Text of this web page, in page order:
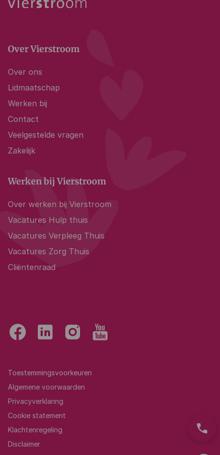
Over Vierstroom
Over ons
Lidmaatschap
Werken bij
Contact
Veelgestelde vragen
Zakelijk
Werken bij Vierstroom
Over werken bij Vierstroom
Vacatures Hulp thuis
Vacatures Verpleeg Thuis
Vacatures Zorg Thuis
Cliëntenraad
Toestemmingsvoorkeuren
Algemene voorwaarden
Privacyverklaring
Cookie statement
Klachtenregeling
Disclaimer
phone